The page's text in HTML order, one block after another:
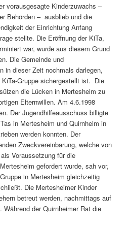
vorausgesagte Kinderzuwachs –
Behörden – ausblieb und die
der Einrichtung Anfang
stellte. Die Eröffnung der KiTa,
war, wurde aus diesem Grund
Die Gemeinde und
in dieser Zeit nochmals darlegen,
Gruppe sichergestellt ist. Die
die Lücken in Mertesheim zu
Elternwillen. Am 4.6.1998
Der Jugendhilfeausschuss billigte
in Mertesheim und Quirnheim in
werden konnten. Der
Zweckvereinbarung, welche von
Voraussetzung für die
gefordert wurde, sah vor,
in Mertesheim gleichzeitig
Die Mertesheimer Kinder
betreut werden, nachmittags auf
der Quirnheimer Rat die